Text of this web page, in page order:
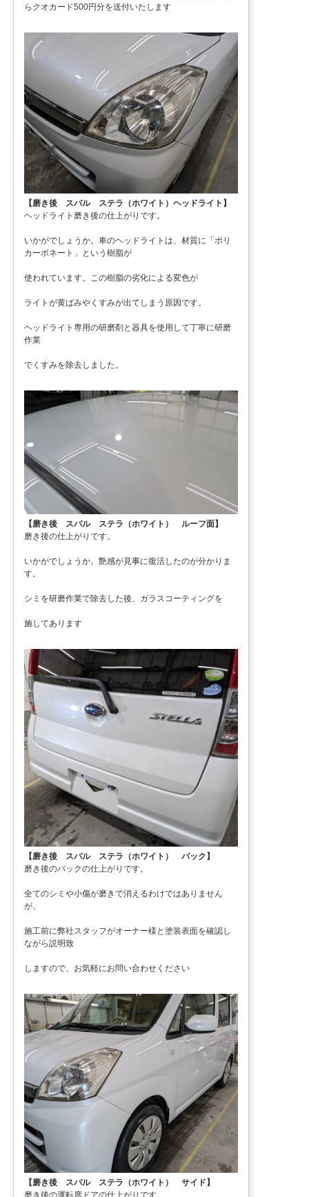
らクオカード500円分を送付いたします
【磨き後 スバル ステラ（ホワイト）ヘッドライト】
ヘッドライト磨き後の仕上がりです。
いかがでしょうか。車のヘッドライトは、材質に「ポリ
カーボネート」という樹脂が
使われています。この樹脂の劣化による変色が
ライトが黄ばみやくすみが出てしまう原因です。
ヘッドライト専用の研磨剤と器具を使用して丁寧に研磨
作業
でくすみを除去しました。
【磨き後 スバル ステラ（ホワイト） ルーフ面】
磨き後の仕上がりです。
いかがでしょうか。艶感が見事に復活したのが分かりま
す。
シミを研磨作業で除去した後、ガラスコーティングを
施してあります
【磨き後 スバル ステラ（ホワイト） バック】
磨き後のバックの仕上がりです。
全てのシミや小傷が磨きで消えるわけではありません
が、
施工前に弊社スタッフがオーナー様と塗装表面を確認し
ながら説明致
しますので、お気軽にお問い合わせください
【磨き後 スバル ステラ（ホワイト） サイド】
磨き後の運転席ドアの仕上がりです。